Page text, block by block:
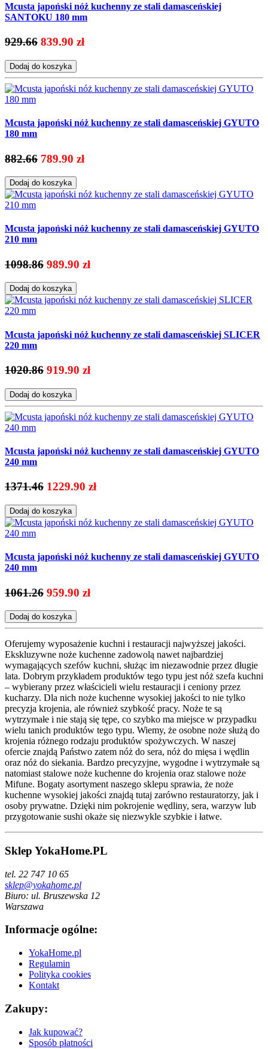
Mcusta japoński nóż kuchenny ze stali damasceńskiej
SANTOKU 180 mm
929.66 839.90 zł
Dodaj do koszyka
Mcusta japoński nóż kuchenny ze stali damasceńskiej GYUTO
180 mm
882.66 789.90 zł
Dodaj do koszyka
Mcusta japoński nóż kuchenny ze stali damasceńskiej GYUTO
210 mm
1098.86 989.90 zł
Dodaj do koszyka
Mcusta japoński nóż kuchenny ze stali damasceńskiej SLICER
220 mm
1020.86 919.90 zł
Dodaj do koszyka
Mcusta japoński nóż kuchenny ze stali damasceńskiej GYUTO
240 mm
1371.46 1229.90 zł
Dodaj do koszyka
Mcusta japoński nóż kuchenny ze stali damasceńskiej GYUTO
240 mm
1061.26 959.90 zł
Dodaj do koszyka
Oferujemy wyposażenie kuchni i restauracji najwyższej jakości.
Ekskluzywne noże kuchenne zadowolą nawet najbardziej
wymagających szefów kuchni, służąc im niezawodnie przez długie
lata. Dobrym przykładem produktów tego typu jest nóż szefa kuchni
– wybierany przez właścicieli wielu restauracji i ceniony przez
kucharzy. Dla nich noże kuchenne wysokiej jakości to nie tylko
precyzja krojenia, ale również szybkość pracy. Noże te są
wytrzymałe i nie stają się tępe, co szybko ma miejsce w przypadku
wielu tanich produktów tego typu. Wiemy, że osobne noże służą do
krojenia różnego rodzaju produktów spożywczych. W naszej
ofercie znajdą Państwo zatem nóż do sera, nóż do mięsa i wędlin
oraz nóż do siekania. Bardzo precyzyjne, wygodne i wytrzymałe są
natomiast stalowe noże kuchenne do krojenia oraz stalowe noże
Mifune. Bogaty asortyment naszego sklepu sprawia, że noże
kuchenne wysokiej jakości znajdą tutaj zarówno restauratorzy, jak i
osoby prywatne. Dzięki nim pokrojenie wędliny, sera, warzyw lub
przygotowanie sushi okaże się niezwykle szybkie i łatwe.
Sklep YokaHome.PL
tel. 22 747 10 65
sklep@yokahome.pl
Biuro: ul. Bruszewska 12
Warszawa
Informacje ogólne:
YokaHome.pl
Regulamin
Polityka cookies
Kontakt
Zakupy:
Jak kupować?
Sposób płatności